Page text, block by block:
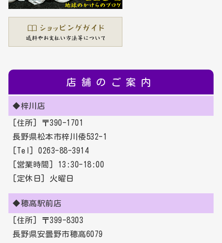
店舗のご案内
◆梓川店
[住所] 〒390-1701
長野県松本市梓川倭532-1
[Tel] 0263-88-3914
[営業時間] 13:30-18:00
[定休日] 火曜日
◆穂高駅前店
[住所] 〒399-8303
長野県安曇野市穂高6079